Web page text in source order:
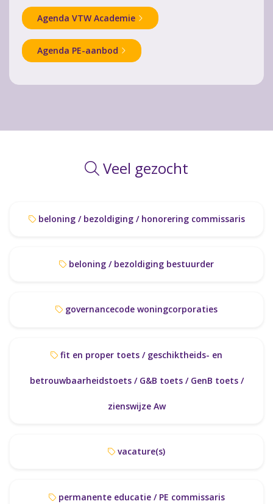
Agenda VTW Academie
Agenda PE-aanbod
Veel gezocht
beloning / bezoldiging / honorering commissaris
beloning / bezoldiging bestuurder
governancecode woningcorporaties
betrouwbaarheidstoets / G&B toets / GenB toets /
zienswijze Aw
vacature(s)
permanente educatie / PE commissaris